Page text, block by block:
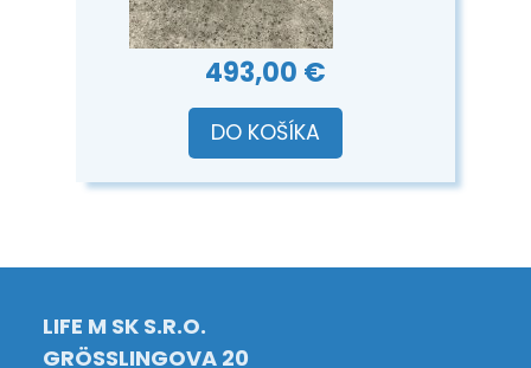
493,00 €
DO KOŠÍKA
LIFE M SK S.R.O.
GRÖSSLINGOVA 20